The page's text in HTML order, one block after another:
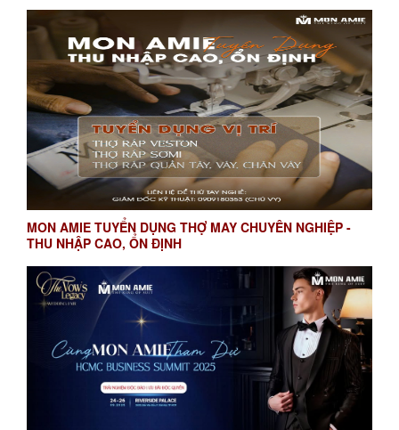
MON AMIE TUYỂN DỤNG THỢ MAY CHUYÊN NGHIỆP -
THU NHẬP CAO, ỔN ĐỊNH